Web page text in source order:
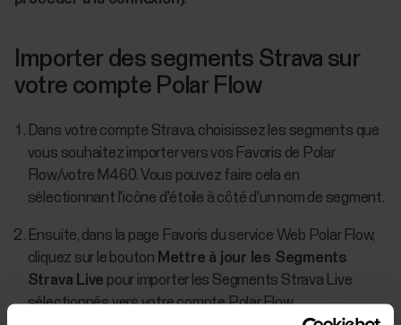
Importer des segments Strava sur
votre compte Polar Flow
Dans votre compte Strava, choisissez les segments que
vous souhaitez importer vers vos Favoris de Polar
Flow/votre M460. Vous pouvez faire cela en
sélectionnant l'icône d'étoile à côté d'un nom de segment.
Ensuite, dans la page Favoris du service Web Polar Flow,
cliquez sur le bouton Mettre à jour les Segments
Strava Live pour importer les Segments Strava Live
sélectionnés vers votre compte Polar Flow.